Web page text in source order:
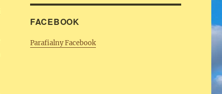
FACEBOOK
Parafialny Facebook